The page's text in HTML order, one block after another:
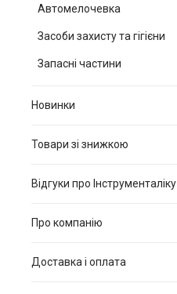
Автомелочевка
Засоби захисту та гігієни
Запасні частини
Новинки
Товари зі знижкою
Відгуки про Інструменталіку
Про компанію
Доставка і оплата